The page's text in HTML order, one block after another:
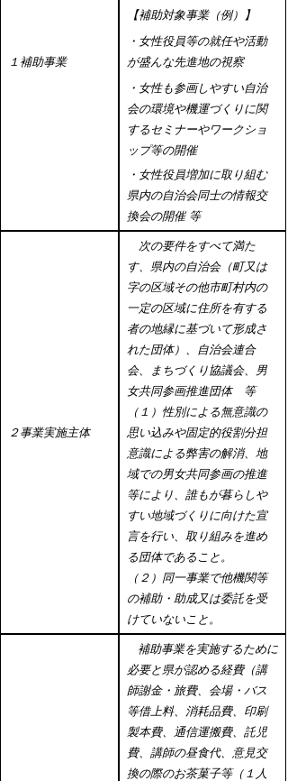
１補助事業
【補助対象事業（例）】
・女性役員等の就任や活動
が盛んな先進地の視察
・女性も参画しやすい自治
会の環境や機運づくりに関
するセミナーやワークショ
ップ等の開催
・ 女性役員増加に取り組む
県内の自治会同士の情報交
換会の開催 等
２事業実施主体
次の要件をすべて満た
す、県内の自治会（町又は
字の区域その他市町村内の
一定の区域に住所を有する
者の地縁に基づいて形成さ
れた団体）、自治会連合
会、まちづくり協議会、男
女共同参画推進団体 等
（１）性別による無意識の
思い込みや固定的役割分担
意識による弊害の解消、地
域での男女共同参画の推進
等により、誰もが暮らしや
すい地域づくりに向けた宣
言を行い、取り組みを進め
る団体であること。
（２）同一事業で他機関等
の補助・助成又は委託を受
けていないこと。
補助事業を実施するために
必要と県が認める経費（講
師謝金・旅費、会場・バス
等借上料、消耗品費、印刷
製本費、通信運搬費、託児
費、講師の昼食代、意見交
換の際のお茶菓子等（１人